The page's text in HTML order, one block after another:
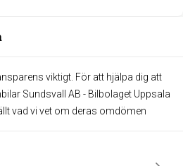
viktigt. För att hjälpa dig att
Sundsvall AB - Bilbolaget Uppsala
vad vi vet om deras omdömen